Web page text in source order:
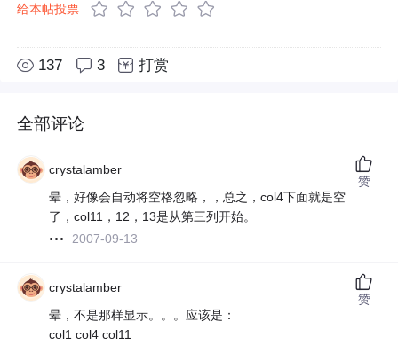
给本帖投票
137 3 打赏
全部评论
crystalamber
晕，好像会自动将空格忽略，，总之，col4下面就是空
了，col11，12，13是从第三列开始。
2007-09-13
赞
crystalamber
晕，不是那样显示。。。应该是：
col1 col4 col11
赞